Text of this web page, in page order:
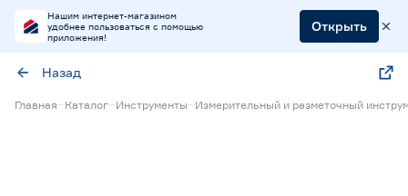
Нашим интернет-магазином
удобнее пользоваться с помощью
приложения!
Открыть
Назад
Главная Каталог Инструменты Измерительный и разметочный